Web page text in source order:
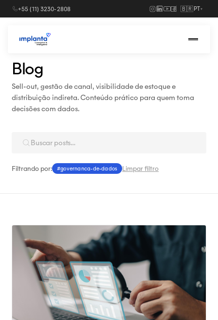
+55 (11) 3230-2808 🇧🇷PT▾
Para indústrias
Para distribuidores
Blog
Sell-out, gestão de canal, visibilidade de estoque e
distribuição indireta. Conteúdo prático para quem toma
decisões com dados.
Filtrando por: #governanca-de-dados Limpar filtro